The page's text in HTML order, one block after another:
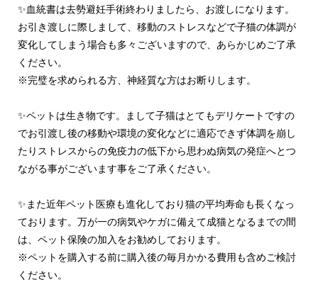
︎✨血統書は去勢避妊手術終わりましたら、お渡しになります。
お引き渡しに際しまして、移動のストレスなどで子猫の体調が
変化してしまう場合も多々ございますので、あらかじめご了承
ください。
※完璧を求められる方、神経質な方はお断りします。
✨ペットは生き物です。まして子猫はとてもデリケートですの
でお引渡し後の移動や環境の変化などに適応できず体調を崩し
たりストレスからの免疫力の低下から思わぬ病気の発症へとつ
ながる事がございます事をご了承ください。
✨また近年ペット医療も進化しており猫の平均寿命も長くなっ
ております。万が一の病気やケガに備えて成猫となるまでの間
は、ペット保険の加入をお勧めしております。
※ペットを購入する前に購入後の毎月かかる費用も含めご検討
ください。